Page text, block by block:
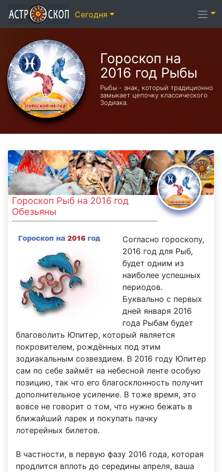
Гороскоп на
2016 год Рыбы
Рыбы - знак, который традиционно
замыкает цепочку классического
Зодиака.
Гороскоп Рыб на 2016 год
Обезьяны
Согласно гороскопу,
2016 год для Рыб,
будет одним из
наиболее успешных
периодов.
Буквально с первых
дней января 2016
года Рыбам будет
благоволить Юпитер, который является
покровителем, рождённых под этим
зодиакальным созвездием. В 2016 году Юпитер
сам по себе займёт на небесной ленте особую
позицию, так что его благосклонность получит
дополнительное усиление. В тоже время, это
вовсе не говорит о том, что нужно бежать в
ближайший ларек и покупать пачку
лотерейных билетов.
В частности, в первую фазу 2016 года, которая
продлится вплоть до середины апреля, ваша
Сегодня